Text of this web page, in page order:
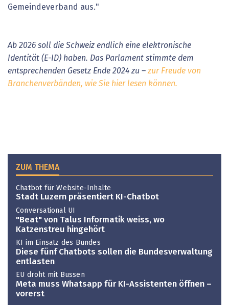
Gemeindeverband aus."
Ab 2026 soll die Schweiz endlich eine elektronische
Identität (E-ID) haben. Das Parlament stimmte dem
entsprechenden Gesetz Ende 2024 zu – zur Freude von
Branchenverbänden, wie Sie hier lesen können.
ZUM THEMA
Chatbot für Website-Inhalte
Stadt Luzern präsentiert KI-Chatbot
Conversational UI
"Beat" von Talus Informatik weiss, wo
Katzenstreu hingehört
KI im Einsatz des Bundes
Diese fünf Chatbots sollen die Bundesverwaltung
entlasten
EU droht mit Bussen
Meta muss Whatsapp für KI-Assistenten öffnen –
vorerst